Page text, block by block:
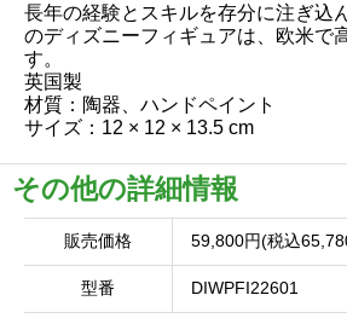
長年の経験とスキルを存分に注ぎ込
のディズニーフィギュアは、欧米で
す。
英国製
材質：陶器、ハンドペイント
サイズ：12 × 12 × 13.5 cm
その他の詳細情報
販売価格 59,800円(税込
型番 DIWPFI22601